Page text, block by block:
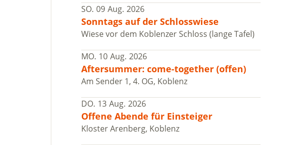
SO. 09 Aug. 2026
Sonntags auf der Schlosswiese
Wiese vor dem Koblenzer Schloss (lange Tafel)
MO. 10 Aug. 2026
Aftersummer: come-together (offen)
Am Sender 1, 4. OG, Koblenz
DO. 13 Aug. 2026
Offene Abende für Einsteiger
Kloster Arenberg, Koblenz